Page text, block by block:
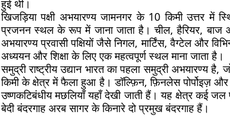
हुई थी।
खिजड़िया पक्षी अभयारण्य जामनगर के 10 किमी उत्तर
प्रजनन स्थल के रूप में जाना जाता है। चील, हैरियर, बाज
अभयारण्य प्रवासी पक्षियों जैसे निगल, मार्टिंस, वैग्टेल और
अध्ययन और शिक्षा के लिए एक महत्वपूर्ण स्थल माना जाता है।
समुद्री राष्ट्रीय उद्यान भारत का पहला समुद्री अभयारण्य
किमी के क्षेत्र में फैला हुआ है। डॉल्फ़िन, फ़िनलेस पोर्पोइज़
उष्णकटिबंधीय मछलियाँ यहाँ देखी जाती हैं। यह क्षेत्र कई जल
बेदी बंदरगाह अरब सागर के किनारे दो प्रमुख बंदरगाह हैं।